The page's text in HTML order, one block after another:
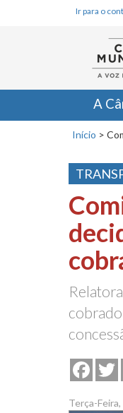
Ir para o
A
Início >
Terça-